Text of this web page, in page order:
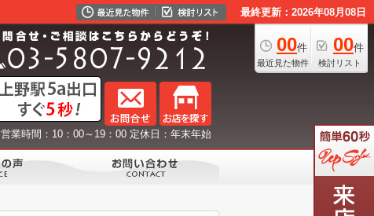
最終更新：2026年08月08日
00件
最近見た物件
00件
検討リスト
営業時間：10：00～19：00 定休日：年末年始